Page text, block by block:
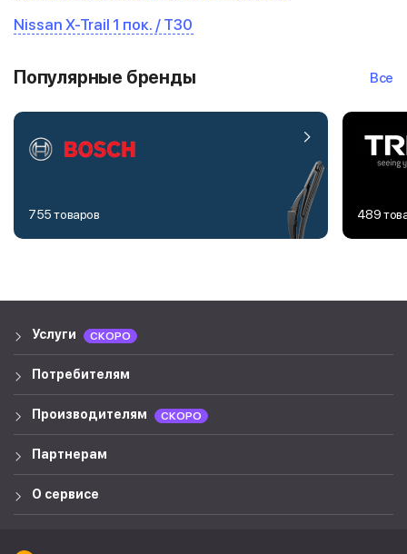
Nissan X-Trail 1 пок. / T30
Популярные бренды Все
755 товаров 489
Услуги СКОРО
Потребителям
Производителям СКОРО
Партнерам
О сервисе